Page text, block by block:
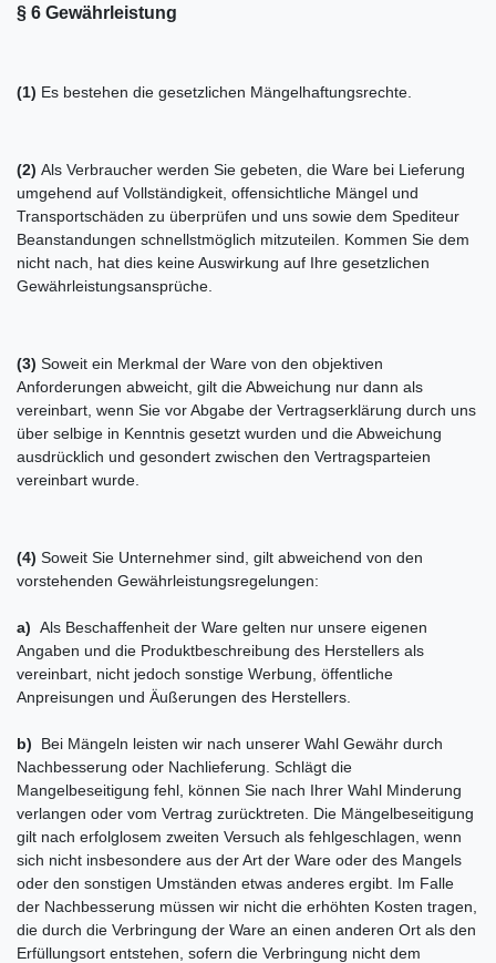
§ 6 Gewährleistung
(1) Es bestehen die gesetzlichen Mängelhaftungsrechte.
(2) Als Verbraucher werden Sie gebeten, die Ware bei Lieferung
umgehend auf Vollständigkeit, offensichtliche Mängel und
Transportschäden zu überprüfen und uns sowie dem Spediteur
Beanstandungen schnellstmöglich mitzuteilen. Kommen Sie dem
nicht nach, hat dies keine Auswirkung auf Ihre gesetzlichen
Gewährleistungsansprüche.
(3) Soweit ein Merkmal der Ware von den objektiven
Anforderungen abweicht, gilt die Abweichung nur dann als
vereinbart, wenn Sie vor Abgabe der Vertragserklärung durch uns
über selbige in Kenntnis gesetzt wurden und die Abweichung
ausdrücklich und gesondert zwischen den Vertragsparteien
vereinbart wurde.
(4) Soweit Sie Unternehmer sind, gilt abweichend von den
vorstehenden Gewährleistungsregelungen:
a) Als Beschaffenheit der Ware gelten nur unsere eigenen
Angaben und die Produktbeschreibung des Herstellers als
vereinbart, nicht jedoch sonstige Werbung, öffentliche
Anpreisungen und Äußerungen des Herstellers.
b) Bei Mängeln leisten wir nach unserer Wahl Gewähr durch
Nachbesserung oder Nachlieferung. Schlägt die
Mangelbeseitigung fehl, können Sie nach Ihrer Wahl Minderung
verlangen oder vom Vertrag zurücktreten. Die Mängelbeseitigung
gilt nach erfolglosem zweiten Versuch als fehlgeschlagen, wenn
sich nicht insbesondere aus der Art der Ware oder des Mangels
oder den sonstigen Umständen etwas anderes ergibt. Im Falle
der Nachbesserung müssen wir nicht die erhöhten Kosten tragen,
die durch die Verbringung der Ware an einen anderen Ort als den
Erfüllungsort entstehen, sofern die Verbringung nicht dem